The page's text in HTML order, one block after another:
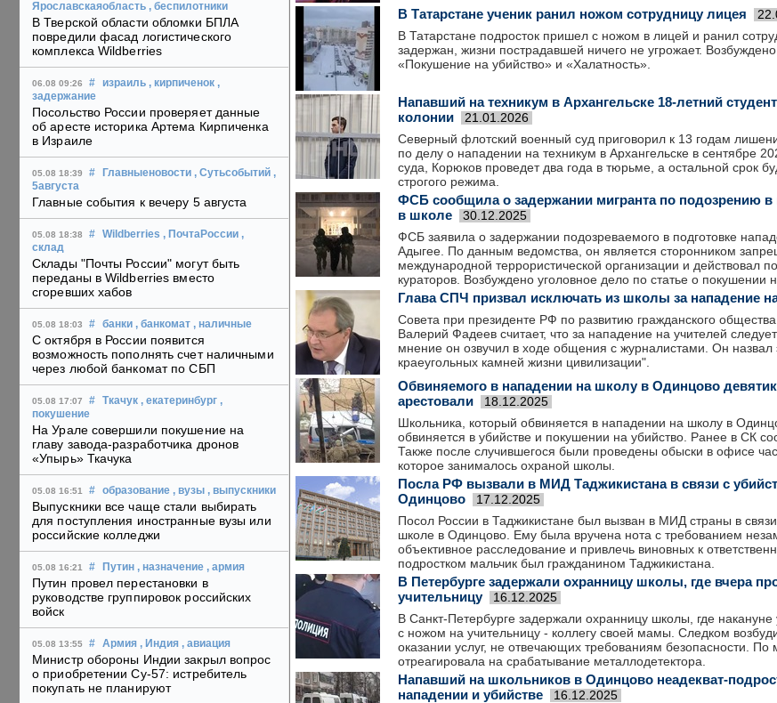
Ярославскаяобласть , беспилотники
В Тверской области обломки БПЛА
повредили фасад логистического
комплекса Wildberries
06.08 09:26 # израиль , кирпиченок ,
задержание
Посольство России проверяет данные
об аресте историка Артема Кирпиченка
в Израиле
05.08 18:39 # Главныеновости , Сутьсобытий ,
5августа
Главные события к вечеру 5 августа
05.08 18:38 # Wildberries , ПочтаРоссии ,
склад
Склады "Почты России" могут быть
переданы в Wildberries вместо
сгоревших хабов
05.08 18:03 # банки , банкомат , наличные
С октября в России появится
возможность пополнять счет наличными
через любой банкомат по СБП
05.08 17:07 # Ткачук , екатеринбург ,
покушение
На Урале совершили покушение на
главу завода-разработчика дронов
«Упырь» Ткачука
05.08 16:51 # образование , вузы , выпускники
Выпускники все чаще стали выбирать
для поступления иностранные вузы или
российские колледжи
05.08 16:21 # Путин , назначение , армия
Путин провел перестановки в
руководстве группировок российских
войск
05.08 13:55 # Армия , Индия , авиация
Министр обороны Индии закрыл вопрос
о приобретении Су-57: истребитель
покупать не планируют
В Татарстане ученик ранил ножом сотрудницу лицея
В Татарстане подросток пришел с ножом в лицей и ранил
задержан, жизни пострадавшей ничего не угрожает.
«Покушение на убийство» и «Халатность».
Напавший на техникум в Архангельске 18-летний
колонии
21.01.2026
Северный флотский военный суд приговорил к 13 годам
по делу о нападении на техникум в Архангельске в сентябре
суда, Корюков проведет два года в тюрьме, а остальной срок
строгого режима.
ФСБ сообщила о задержании мигранта по подозрению в
в школе
30.12.2025
ФСБ заявила о задержании подозреваемого в подготовке
Адыгее. По данным ведомства, он является сторонником
международной террористической организации и действовал
кураторов. Возбуждено уголовное дело по статье о покушении
Глава СПЧ призвал исключать из школы за нападение
Совета при президенте РФ по развитию гражданского
Валерий Фадеев считает, что за нападение на учителей
мнение он озвучил в ходе общения с журналистами. Он
краеугольных камней жизни цивилизации".
Обвиняемого в нападении на школу в Одинцово
арестовали
18.12.2025
Школьника, который обвиняется в нападении на школу в
обвиняется в убийстве и покушении на убийство. Ранее в СК
Также после случившегося были проведены обыски в офисе
которое занималось охраной школы.
Посла РФ вызвали в МИД Таджикистана в связи с
Одинцово
17.12.2025
Посол России в Таджикистане был вызван в МИД страны в
школе в Одинцово. Ему была вручена нота с требованием
объективное расследование и привлечь виновных к
подростком мальчик был гражданином Таджикистана.
В Петербурге задержали охранницу школы, где вчера
учительницу
16.12.2025
В Санкт-Петербурге задержали охранницу школы, где накануне
с ножом на учительницу - коллегу своей мамы. Следком
оказании услуг, не отвечающих требованиям безопасности.
отреагировала на срабатывание металлодетектора.
Напавший на школьников в Одинцово неадекват-
нападении и убийстве
16.12.2025